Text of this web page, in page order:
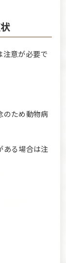
注意が必要で
のため動物病
ある場合は注